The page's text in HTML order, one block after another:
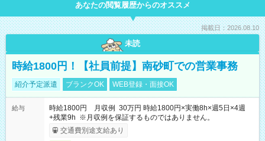
あなたの閲覧履歴からのオススメ
掲載日：2026.08.10
未読
時給1800円！【社員前提】南砂町での営業事務
紹介予定派遣 ブランクOK WEB登録・面接OK
給与
時給1800円 月収例 30万円 時給1800円×実働8h×週5日×4週
+残業9h ※月収例を保証するものではありません。
交通費別途支給あり